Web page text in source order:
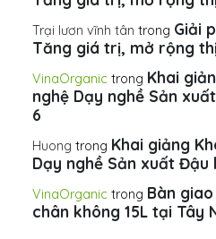
Trại lươn vĩnh tân trong Giải
Tăng giá trị, mở rộng
VinaOrganic trong Khai
nghệ Dạy nghề Sản
6
Huong trong Khai giảng
Dạy nghề Sản xuất Đậu
VinaOrganic trong Bàn
chân không 15L tại Tây